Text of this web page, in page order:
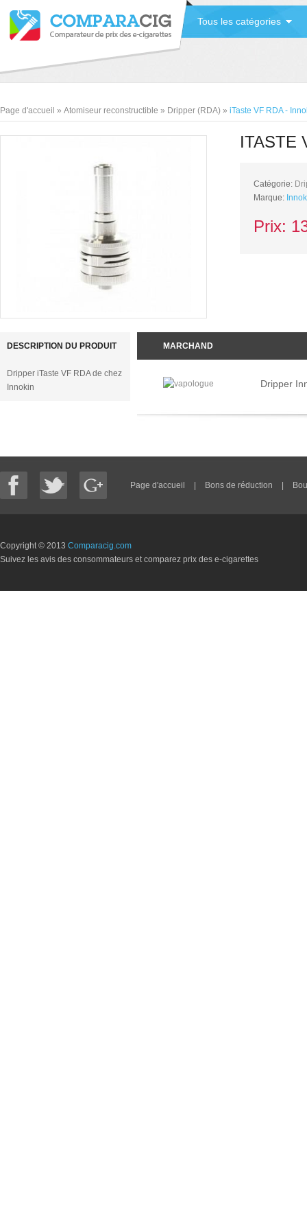
Tous les catégories
Page d'accueil » Atomiseur reconstructible » Dripper (RDA) » iTaste VF RDA -
ITASTE
Catégorie:
Marque:
Prix:
MARCHAND
Dripper
DESCRIPTION DU PRODUIT
Dripper iTaste VF RDA de chez
Innokin
Page d'accueil Bons de réduction
Copyright © 2013 Comparacig.com
Suivez les avis des consommateurs et comparez prix des e-cigarettes